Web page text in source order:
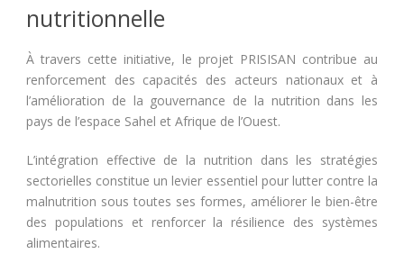
nutritionnelle
À travers cette initiative, le projet PRISISAN contribue au
renforcement des capacités des acteurs nationaux et à
l’amélioration de la gouvernance de la nutrition dans les
pays de l’espace Sahel et Afrique de l’Ouest.
L’intégration effective de la nutrition dans les stratégies
sectorielles constitue un levier essentiel pour lutter contre la
malnutrition sous toutes ses formes, améliorer le bien-être
des populations et renforcer la résilience des systèmes
alimentaires.